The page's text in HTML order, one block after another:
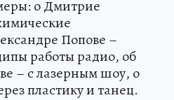
о Дмитрие
Попове –
работы радио, об
– с лазерным шоу, о
пластику и танец.